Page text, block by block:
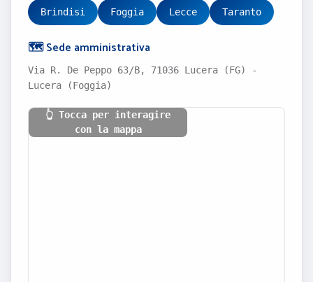
Brindisi Foggia Lecce Taranto
🗺️ Sede amministrativa
Via R. De Peppo 63/B, 71036 Lucera (FG) -
Lucera (Foggia)
👆 Tocca per interagire
con la mappa